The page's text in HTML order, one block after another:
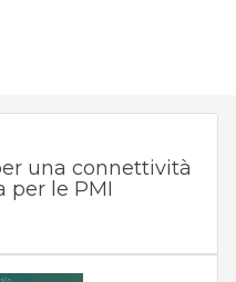
una connettività
per le PMI